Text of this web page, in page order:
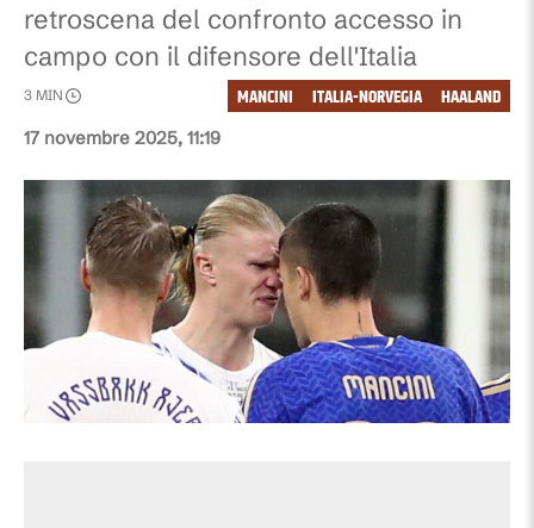
retroscena del confronto accesso in
campo con il difensore dell'Italia
17 novembre 2025, 11:19
3 MIN HAALAND
ITALIA-NORVEGIA
MANCINI